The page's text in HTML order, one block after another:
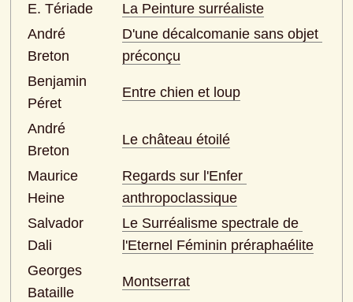
E. Tériade
La Peinture surréaliste
André
Breton
D'une décalcomanie sans objet
préconçu
Benjamin
Péret
Entre chien et loup
André
Breton
Le château étoilé
Maurice
Heine
Regards sur l'Enfer
anthropoclassique
Salvador
Dali
Le Surréalisme spectrale de
l'Eternel Féminin préraphaélite
Georges
Bataille
Montserrat